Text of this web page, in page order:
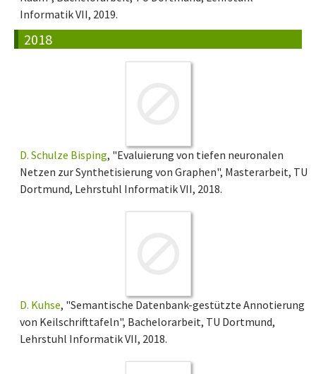
Informatik VII, 2019.
2018
D. Schulze Bisping, "Evaluierung von tiefen neuronalen
Netzen zur Synthetisierung von Graphen", Masterarbeit, TU
Dortmund, Lehrstuhl Informatik VII, 2018.
D. Kuhse, "Semantische Datenbank-gestützte Annotierung
von Keilschrifttafeln", Bachelorarbeit, TU Dortmund,
Lehrstuhl Informatik VII, 2018.